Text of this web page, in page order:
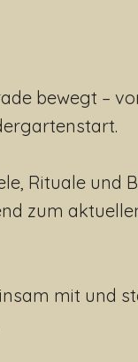
bewegt –
Rituale und
zum
mit und